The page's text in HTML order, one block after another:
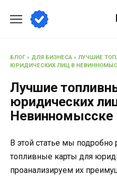
содержанию
БЛОГ» ДЛЯ БИЗНЕСА » ЛУЧШИЕ
ЮРИДИЧЕСКИХ ЛИЦ В
Лучшие
юридических
Невинномысске
В этой статье мы
топливные карты для
проанализируем их